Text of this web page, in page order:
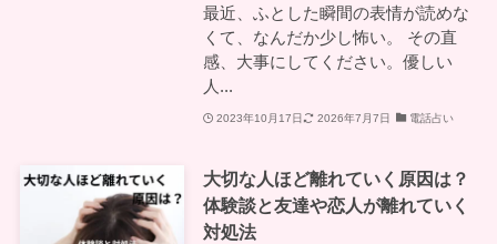
最近、ふとした瞬間の表情が読めな
くて、なんだか少し怖い。 その直
感、大事にしてください。優しい
人...
2023年10月17日 2026年7月7日 電話占い
大切な人ほど離れていく原因は？
体験談と友達や恋人が離れていく
対処法